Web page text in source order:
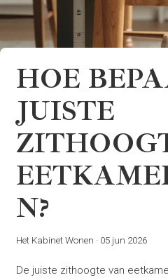
HOE
JUISTE
N?
Het Kabinet Wonen · 05 jun 2026
De juiste zithoogte van